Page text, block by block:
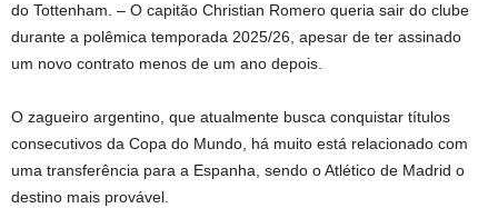
do Tottenham. – O capitão Christian Romero queria sair do clube
durante a polêmica temporada 2025/26, apesar de ter assinado
um novo contrato menos de um ano depois.
O zagueiro argentino, que atualmente busca conquistar títulos
consecutivos da Copa do Mundo, há muito está relacionado com
uma transferência para a Espanha, sendo o Atlético de Madrid o
destino mais provável.